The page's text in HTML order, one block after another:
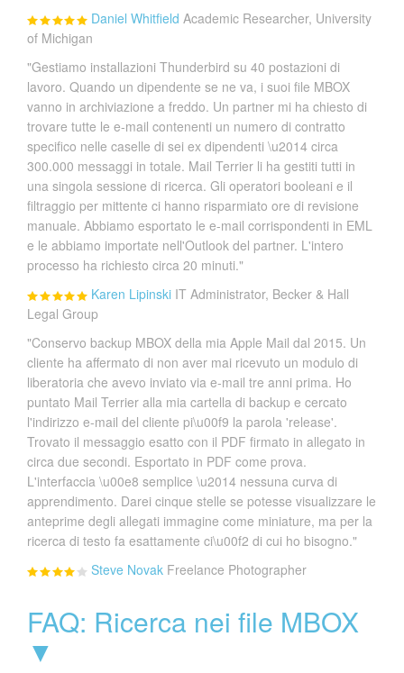
Daniel Whitfield Academic Researcher, University
of Michigan
"Gestiamo installazioni Thunderbird su 40 postazioni di
lavoro. Quando un dipendente se ne va, i suoi file MBOX
vanno in archiviazione a freddo. Un partner mi ha chiesto di
trovare tutte le e-mail contenenti un numero di contratto
specifico nelle caselle di sei ex dipendenti \u2014 circa
300.000 messaggi in totale. Mail Terrier li ha gestiti tutti in
una singola sessione di ricerca. Gli operatori booleani e il
filtraggio per mittente ci hanno risparmiato ore di revisione
manuale. Abbiamo esportato le e-mail corrispondenti in EML
e le abbiamo importate nell'Outlook del partner. L'intero
processo ha richiesto circa 20 minuti."
Karen Lipinski IT Administrator, Becker & Hall
Legal Group
"Conservo backup MBOX della mia Apple Mail dal 2015. Un
cliente ha affermato di non aver mai ricevuto un modulo di
liberatoria che avevo inviato via e-mail tre anni prima. Ho
puntato Mail Terrier alla mia cartella di backup e cercato
l'indirizzo e-mail del cliente pi\u00f9 la parola 'release'.
Trovato il messaggio esatto con il PDF firmato in allegato in
circa due secondi. Esportato in PDF come prova.
L'interfaccia \u00e8 semplice \u2014 nessuna curva di
apprendimento. Darei cinque stelle se potesse visualizzare le
anteprime degli allegati immagine come miniature, ma per la
ricerca di testo fa esattamente ci\u00f2 di cui ho bisogno."
Steve Novak Freelance Photographer
FAQ: Ricerca nei file MBOX
▼